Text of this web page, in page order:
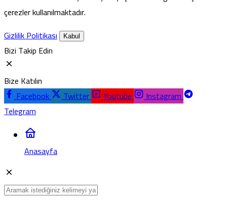
çerezler kullanılmaktadır.
Gizlilik Politikası
Kabul
Bizi Takip Edin
Bize Katılın
Facebook
Twitter Youtube
Instagram
Telegram
Anasayfa